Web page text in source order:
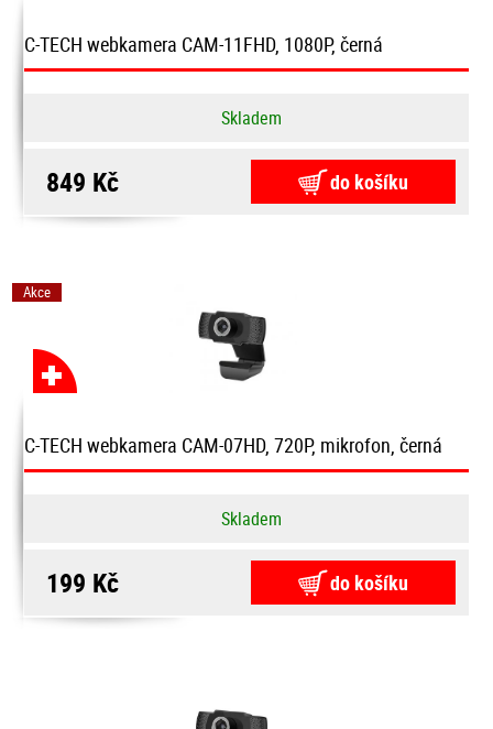
C-TECH webkamera CAM-11FHD, 1080P, černá
Skladem
849 Kč do košíku
C-TECH webkamera CAM-07HD, 720P, mikrofon, černá
Skladem
199 Kč do košíku
Akce